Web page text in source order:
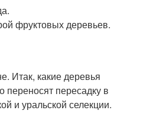
фруктовых деревьев.
Итак, какие деревья
пересадку в
и уральской селекции.